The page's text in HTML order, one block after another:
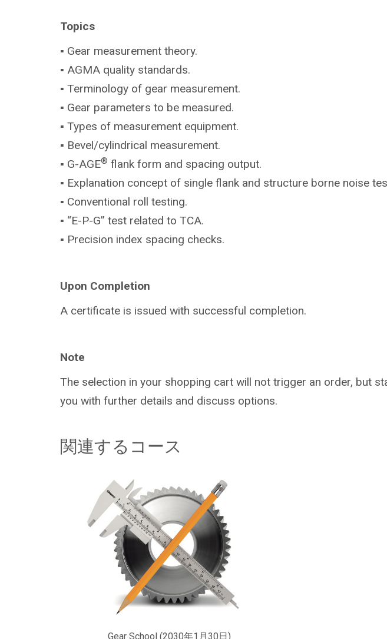
Topics
▪ Gear measurement theory.
▪ AGMA quality standards.
▪ Terminology of gear measurement.
▪ Gear parameters to be measured.
▪ Types of measurement equipment.
▪ Bevel/cylindrical measurement.
▪ G-AGE® flank form and spacing output.
▪ Explanation concept of single flank and structure borne noise
▪ Conventional roll testing.
▪ “E-P-G” test related to TCA.
▪ Precision index spacing checks.
Upon Completion
A certificate is issued with successful completion.
Note
The selection in your shopping cart will not trigger an order, but
you with further details and discuss options.
関連するコース
Gear School (2030年1月30日)